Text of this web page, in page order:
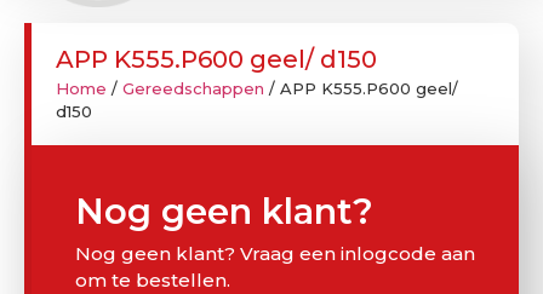
APP K555.P600 geel/ d150
Home / Gereedschappen / APP K555.P600 geel/
d150
Nog geen klant?
Nog geen klant? Vraag een inlogcode aan
om te bestellen.